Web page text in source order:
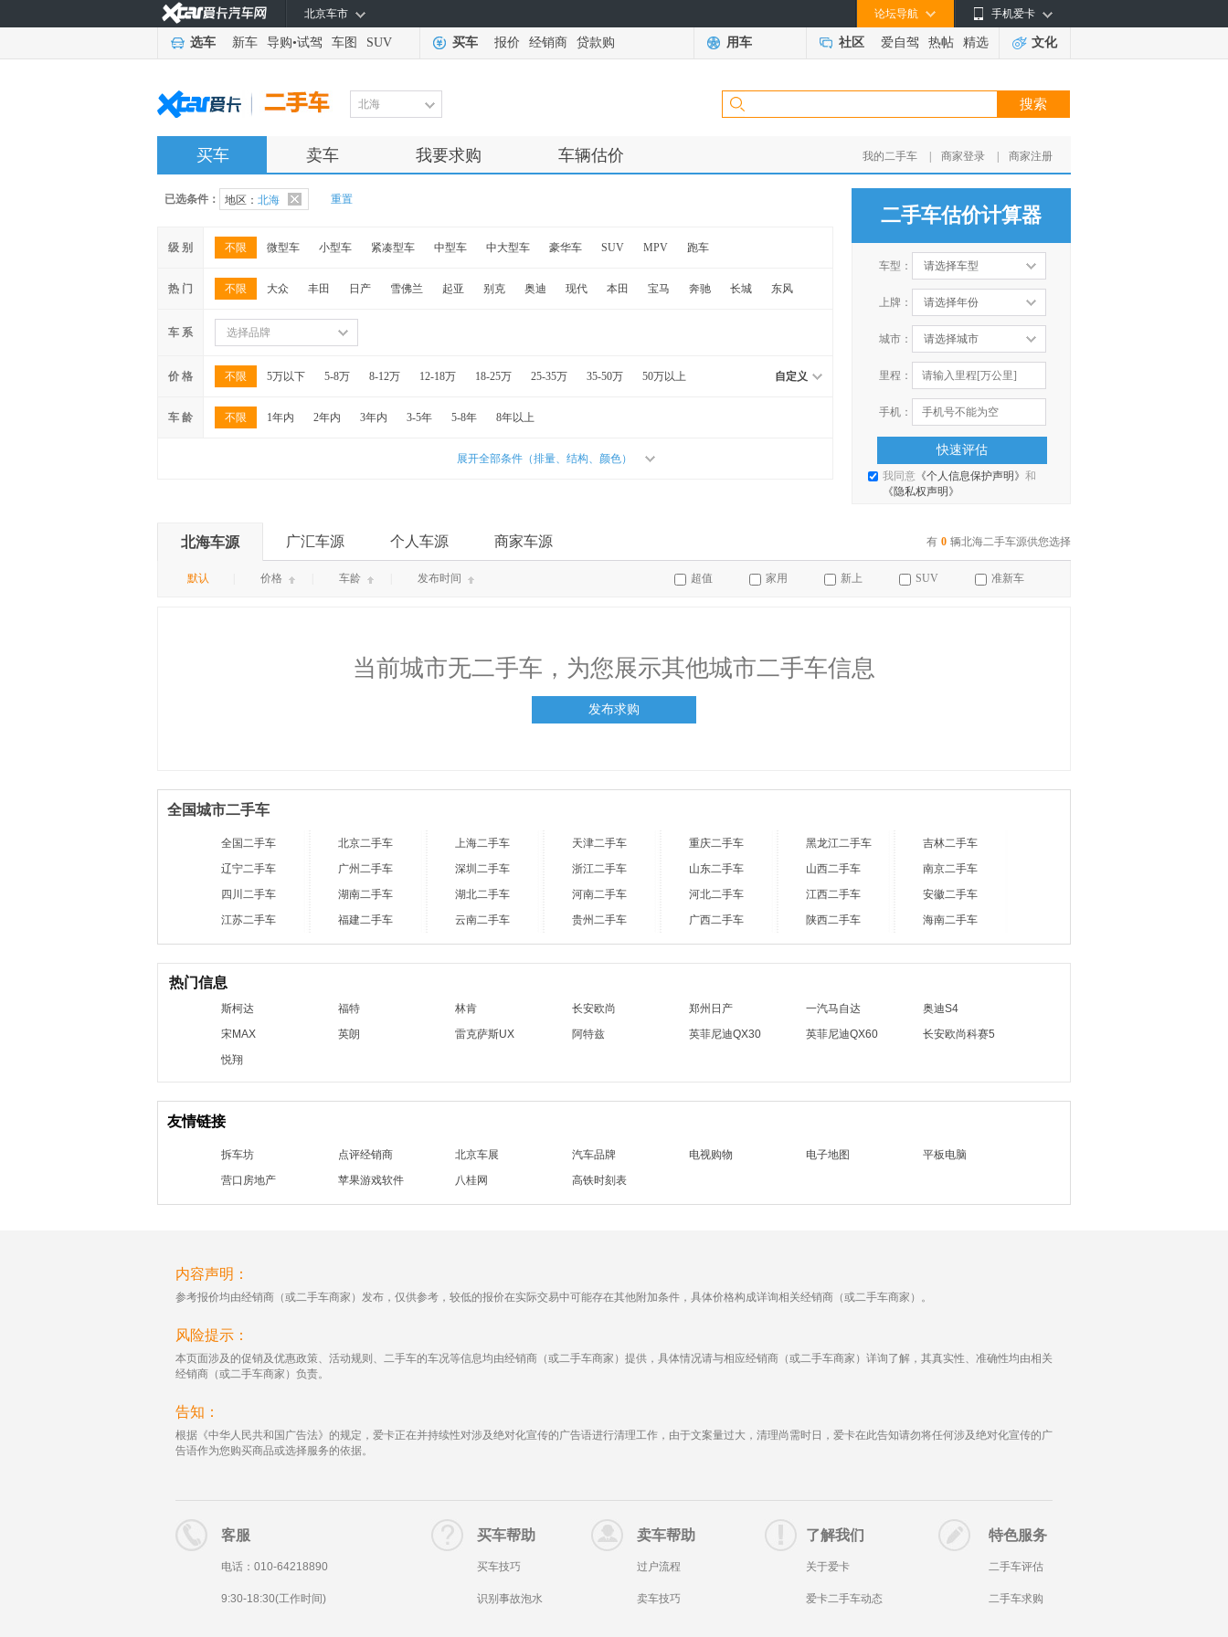
手机爱卡
论坛导航
北京车市
选车 新车 导购•试驾 车图 SUV 买车 报价 经销商 贷款购 用车 社区 爱自驾 热帖 精选 文化
北海
买车 卖车 我要求购 车辆估价 我的二手车 商家登录 商家注册
已选条件： 地区： 北海 重置
级 别 不限 微型车 小型车 紧凑型车 中型车 中大型车 豪华车 SUV MPV 跑车
热 门 不限 大众 丰田 日产 雪佛兰 起亚 别克 奥迪 现代 本田 宝马 奔驰 长城 东风
车 系 选择品牌
价 格 不限 5万以下 5-8万 8-12万 12-18万 18-25万 25-35万 35-50万 50万以上 自定义
车 龄 不限 1年内 2年内 3年内 3-5年 5-8年 8年以上
展开全部条件（排量、结构、颜色）
二手车估价计算器
车型： 请选择车型
上牌： 请选择年份
城市： 请选择城市
里程：
手机：
快速评估
我同意 《个人信息保护声明》 和
《隐私权声明》
北海车源 广汇车源 个人车源 商家车源 有 0 辆北海二手车源供您选择
默认 价格 车龄 发布时间 超值 家用 新上 SUV 准新车
当前城市无二手车，为您展示其他城市二手车信息
发布求购
全国城市二手车
全国二手车 北京二手车 上海二手车 天津二手车 重庆二手车 黑龙江二手车
吉林二手车
辽宁二手车
广州二手车 深圳二手车 浙江二手车 山东二手车 山西二手车
南京二手车
四川二手车
湖南二手车 湖北二手车 河南二手车 河北二手车 江西二手车
安徽二手车
江苏二手车
福建二手车 云南二手车 贵州二手车 广西二手车 陕西二手车 海南二手车
热门信息
斯柯达 福特 林肯 长安欧尚 郑州日产 一汽马自达
奥迪S4
宋MAX
英朗 雷克萨斯UX 阿特兹 英菲尼迪QX30 英菲尼迪QX60
长安欧尚科赛5
悦翔
友情链接
拆车坊 点评经销商 北京车展 汽车品牌 电视购物 电子地图
平板电脑
营口房地产
苹果游戏软件 八桂网 高铁时刻表
内容声明：
参考报价均由经销商（或二手车商家）发布，仅供参考，较低的报价在实际交易中可能存在其他附加条件，具体价格构成详询相关经销商（或二手车商家）。
风险提示：
本页面涉及的促销及优惠政策、活动规则、二手车的车况等信息均由经销商（或二手车商家）提供，具体情况请与相应经销商（或二手车商家）详询了解，其真实性、准确性均由相关
经销商（或二手车商家）负责。
告知：
根据《中华人民共和国广告法》的规定，爱卡正在并持续性对涉及绝对化宣传的广告语进行清理工作，由于文案量过大，清理尚需时日，爱卡在此告知请勿将任何涉及绝对化宣传的广
告语作为您购买商品或选择服务的依据。
客服
电话：010-64218890
9:30-18:30(工作时间)
买车帮助
买车技巧
识别事故泡水
卖车帮助
过户流程
卖车技巧
了解我们
关于爱卡
爱卡二手车动态
特色服务
二手车评估
二手车求购